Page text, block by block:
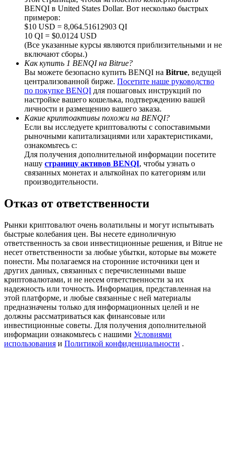
Deposit CASHCAT & Win
Share 500000 CASHCAT prize pool
Exclusive for BitMart Users
Register & Trade to Win 500,000 USDT
Precious Metals Trading Carnival
USDT New User Exclusive 10% APR
USDT Flexible Staking | Daily Rewards
New Listing Futures Fest
Trade New Futures, Win 200,000 USDT
BENQI в United States Dollar. Вот несколько быстрых
примеров:
$10 USD = 8,064.51612903 QI
10 QI = $0.0124 USD
(Все указанные курсы являются приблизительными и не
включают сборы.)
Как купить 1 BENQI на Bitrue?
Вы можете безопасно купить BENQI на Bitrue, ведущей
централизованной бирже. Посетите наше руководство
по покупке BENQI для пошаговых инструкций по
настройке вашего кошелька, подтверждению вашей
личности и размещению вашего заказа.
Какие криптоактивы похожи на BENQI?
Если вы исследуете криптовалюты с сопоставимыми
рыночными капитализациями или характеристиками,
ознакомьтесь с:
Для получения дополнительной информации посетите
нашу страницу активов BENQI, чтобы узнать о
связанных монетах и альткойнах по категориям или
производительности.
Отказ от ответственности
Рынки криптовалют очень волатильны и могут испытывать
быстрые колебания цен. Вы несете единоличную
ответственность за свои инвестиционные решения, и Bitrue не
несет ответственности за любые убытки, которые вы можете
понести. Мы полагаемся на сторонние источники цен и
других данных, связанных с перечисленными выше
криптовалютами, и не несем ответственности за их
надежность или точность. Информация, представленная на
этой платформе, и любые связанные с ней материалы
предназначены только для информационных целей и не
должны рассматриваться как финансовые или
инвестиционные советы. Для получения дополнительной
информации ознакомьтесь с нашими Условиями
использования и Политикой конфиденциальности .